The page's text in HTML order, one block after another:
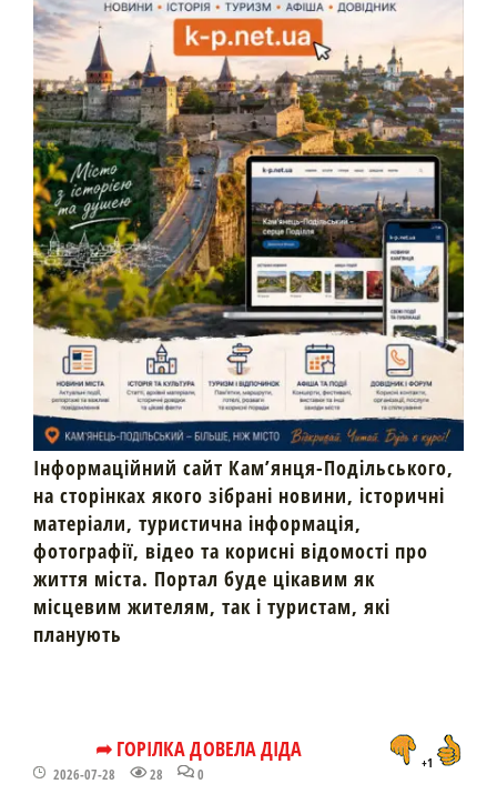
Інформаційний сайт Кам’янця-Подільського,
на сторінках якого зібрані новини, історичні
матеріали, туристична інформація,
фотографії, відео та корисні відомості про
життя міста. Портал буде цікавим як
місцевим жителям, так і туристам, які
планують
➦ ГОРІЛКА ДОВЕЛА ДІДА
2026-07-28 28 0
+1